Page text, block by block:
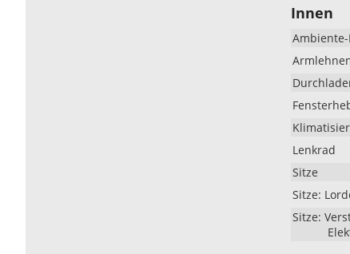
Innen
Lenkrad
Sitze
Sitze:
Sitze: